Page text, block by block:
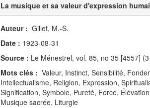
La musique et sa valeur d'expression
Auteur : Gillet, M.-S.
Date : 1923-08-31
Source : Le Ménestrel, vol. 85, no 35 [4557]
Mots clés : Valeur, Instinct, Sensibilité,
Intellectualisme, Religion, Expression,
Signification, Symbole, Pureté, Force,
Musique sacrée, Liturgie